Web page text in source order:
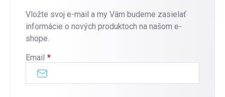
Vložte svoj e-mail a my Vám budeme zasielať
informácie o nových produktoch na našom e-
shope.
Email